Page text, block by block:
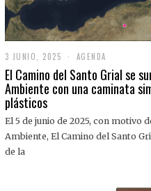
3 JUNIO, 2025
J
U
N
,
0
AGENDA
El Camino del Santo Grial se
Ambiente con una caminata
plásticos
El 5 de junio de 2025, con motivo
Ambiente, El Camino del Santo
de la